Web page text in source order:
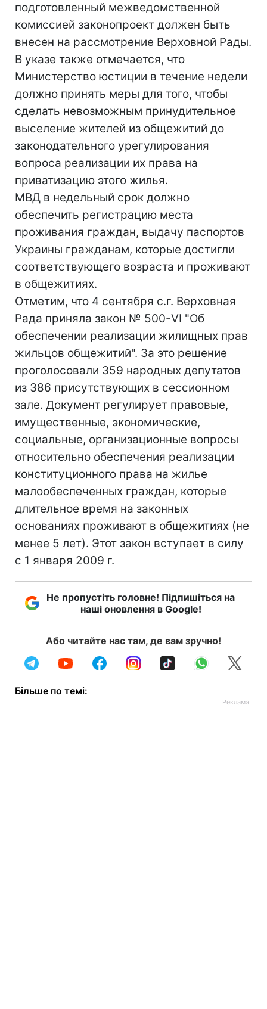
подготовленный межведомственной
комиссией законопроект должен быть
внесен на рассмотрение Верховной Рады.
В указе также отмечается, что
Министерство юстиции в течение недели
должно принять меры для того, чтобы
сделать невозможным принудительное
выселение жителей из общежитий до
законодательного урегулирования
вопроса реализации их права на
приватизацию этого жилья.
МВД в недельный срок должно
обеспечить регистрацию места
проживания граждан, выдачу паспортов
Украины гражданам, которые достигли
соответствующего возраста и проживают
в общежитиях.
Отметим, что 4 сентября с.г. Верховная
Рада приняла закон № 500-VI "Об
обеспечении реализации жилищных прав
жильцов общежитий". За это решение
проголосовали 359 народных депутатов
из 386 присутствующих в сессионном
зале. Документ регулирует правовые,
имущественные, экономические,
социальные, организационные вопросы
относительно обеспечения реализации
конституционного права на жилье
малообеспеченных граждан, которые
длительное время на законных
основаниях проживают в общежитиях (не
менее 5 лет). Этот закон вступает в силу
с 1 января 2009 г.
Не пропустіть головне! Підпишіться на
наші оновлення в Google!
Або читайте нас там, де вам зручно!
Більше по темі: